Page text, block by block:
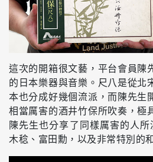
這次的開箱很文藝，平台會員陳
的日本樂器與音樂。尺八是從北
本也分成好幾個流派，而陳先生
相當厲害的酒井竹保所吹奏，極
陳先生也分享了同樣厲害的人
木稔、富田勳，以及非常特別